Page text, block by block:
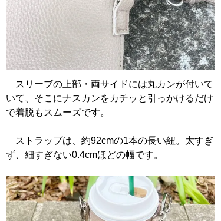
スリーブの上部・両サイドには丸カンが付いて
いて、そこにナスカンをカチッと引っかけるだけ
で着脱もスムーズです。
ストラップは、約92cmの1本の長い紐。太すぎ
ず、細すぎない0.4cmほどの幅です。